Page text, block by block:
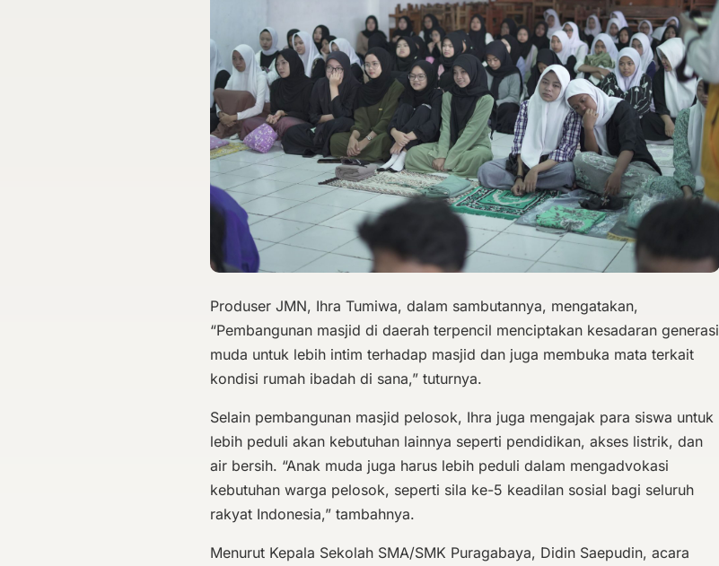
Produser JMN, Ihra Tumiwa, dalam sambutannya, mengatakan,
“Pembangunan masjid di daerah terpencil menciptakan kesadaran generasi
muda untuk lebih intim terhadap masjid dan juga membuka mata terkait
kondisi rumah ibadah di sana,” tuturnya.
Selain pembangunan masjid pelosok, Ihra juga mengajak para siswa untuk
lebih peduli akan kebutuhan lainnya seperti pendidikan, akses listrik, dan
air bersih. “Anak muda juga harus lebih peduli dalam mengadvokasi
kebutuhan warga pelosok, seperti sila ke-5 keadilan sosial bagi seluruh
rakyat Indonesia,” tambahnya.
Menurut Kepala Sekolah SMA/SMK Puragabaya, Didin Saepudin, acara